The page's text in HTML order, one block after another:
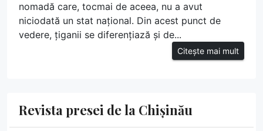
nomadă care, tocmai de aceea, nu a avut
niciodată un stat național. Din acest punct de
vedere, țiganii se diferențiază și de...
Citește mai mult
Revista presei de la Chișinău